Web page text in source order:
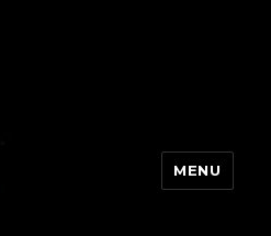
MENU